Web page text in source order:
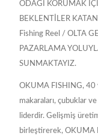
ODAĞI KORUMAK
BEKLENTİLER
Fishing Reel / OLTA
PAZARLAMA
SUNMAKTAYIZ.
OKUMA FISHING, 40
makaraları, çubuklar
liderdir. Gelişmiş
birleştirerek, OKUMA